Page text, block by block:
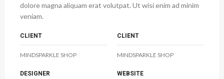
dolore magna aliquam erat volutpat. Ut wisi enim ad minim
veniam.
CLIENT
MINDSPARKLE SHOP
CLIENT
MINDSPARKLE SHOP
DESIGNER WEBSITE